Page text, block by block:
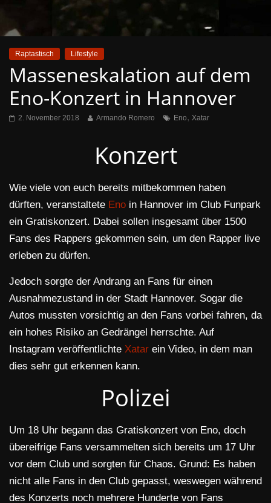
Raptastisch Lifestyle
Masseneskalation auf dem
Eno-Konzert in Hannover
2. November 2018 Armando Romero Eno, Xatar
Konzert
Wie viele von euch bereits mitbekommen haben
dürften, veranstaltete Eno in Hannover im Club Funpark
ein Gratiskonzert. Dabei sollen insgesamt über 1500
Fans des Rappers gekommen sein, um den Rapper live
erleben zu dürfen.
Jedoch sorgte der Andrang an Fans für einen
Ausnahmezustand in der Stadt Hannover. Sogar die
Autos mussten vorsichtig an den Fans vorbei fahren, da
ein hohes Risiko an Gedrängel herrschte. Auf
Instagram veröffentlichte Xatar ein Video, in dem man
dies sehr gut erkennen kann.
Polizei
Um 18 Uhr begann das Gratiskonzert von Eno, doch
übereifrige Fans versammelten sich bereits um 17 Uhr
vor dem Club und sorgten für Chaos. Grund: Es haben
nicht alle Fans in den Club gepasst, weswegen während
des Konzerts noch mehrere Hunderte von Fans